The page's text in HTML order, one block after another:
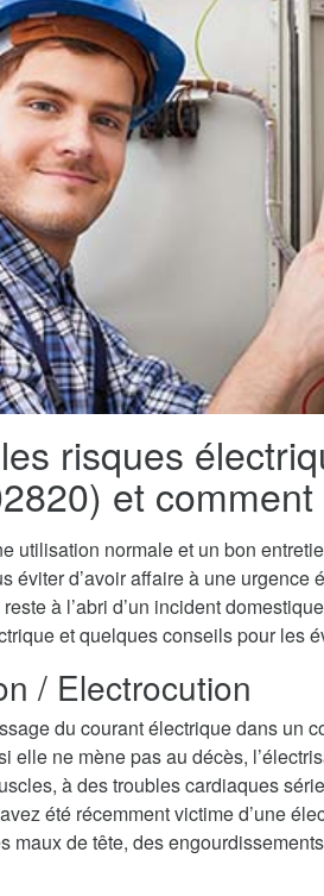
risques
et
utilisation normale et un bon
éviter d’avoir affaire à une urgence
à l’abri d’un incident
et quelques conseils pour les
/ Electrocution
du courant électrique dans un
elle ne mène pas au décès,
à des troubles cardiaques
été récemment victime d’une
maux de tête, des